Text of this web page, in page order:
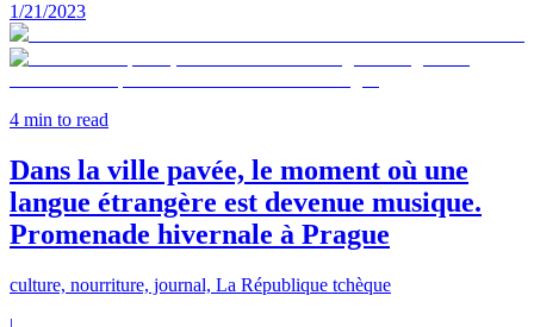
1/21/2023
4 min to read
Dans la ville pavée, le moment où une
langue étrangère est devenue musique.
Promenade hivernale à Prague
culture, nourriture, journal, La République tchèque